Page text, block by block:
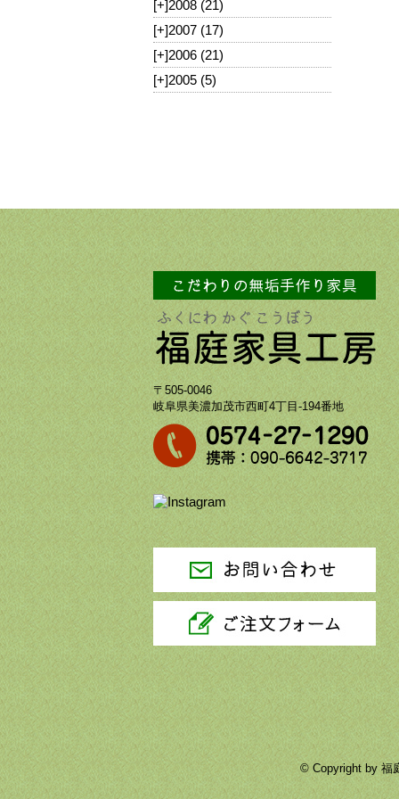
[+]2008 (21)
[+]2007 (17)
[+]2006 (21)
[+]2005 (5)
〒505-0046
岐阜県美濃加茂市西町4丁目-194番地
© Copyright by 福